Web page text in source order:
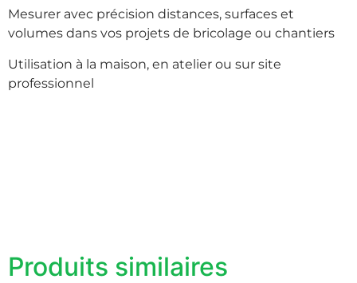
Mesurer avec précision distances, surfaces et
volumes dans vos projets de bricolage ou chantiers
Utilisation à la maison, en atelier ou sur site
professionnel
Produits similaires